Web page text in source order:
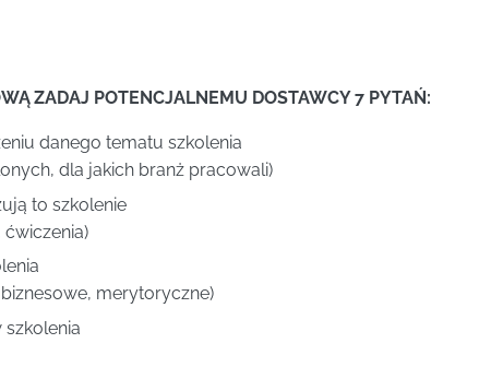
ZADAJ POTENCJALNEMU DOSTAWCY 7 PYTAŃ:
danego tematu szkolenia
dla jakich branż pracowali)
to szkolenie
ćwiczenia)
merytoryczne)